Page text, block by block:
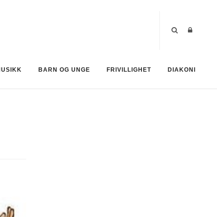
BARN OG UNGE FRIVILLIGHET DIAKONI